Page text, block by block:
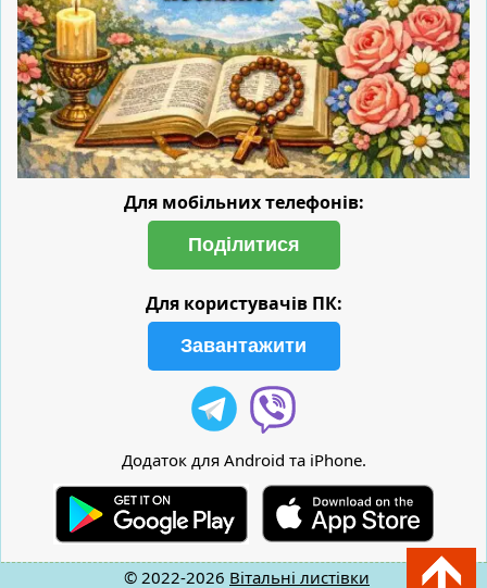
Для мобільних телефонів:
Поділитися
Для користувачів ПК:
Завантажити
Додаток для Android та iPhone.
© 2022-2026 Вітальні листівки